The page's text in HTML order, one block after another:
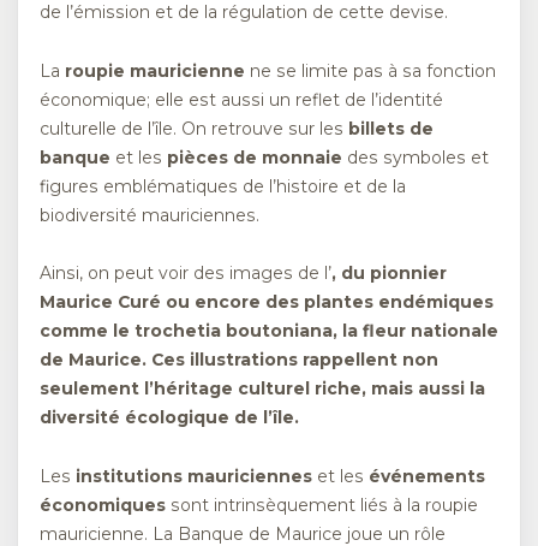
de l’émission et de la régulation de cette devise.
La roupie mauricienne ne se limite pas à sa fonction
économique; elle est aussi un reflet de l’identité
culturelle de l’île. On retrouve sur les billets de
banque et les pièces de monnaie des symboles et
figures emblématiques de l’histoire et de la
biodiversité mauriciennes.
Ainsi, on peut voir des images de l’, du pionnier
Maurice Curé ou encore des plantes endémiques
comme le trochetia boutoniana, la fleur nationale
de Maurice. Ces illustrations rappellent non
seulement l’héritage culturel riche, mais aussi la
diversité écologique de l’île.
Les institutions mauriciennes et les événements
économiques sont intrinsèquement liés à la roupie
mauricienne. La Banque de Maurice joue un rôle